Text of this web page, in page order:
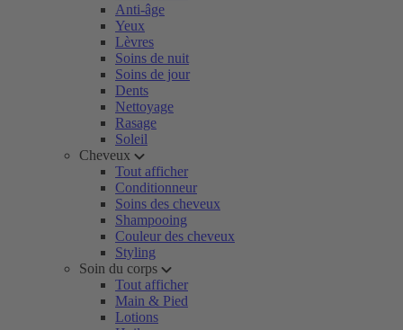
Anti-âge
Yeux
Lèvres
Soins de nuit
Soins de jour
Dents
Nettoyage
Rasage
Soleil
Cheveux
Tout afficher
Conditionneur
Soins des cheveux
Shampooing
Couleur des cheveux
Styling
Soin du corps
Tout afficher
Main & Pied
Lotions